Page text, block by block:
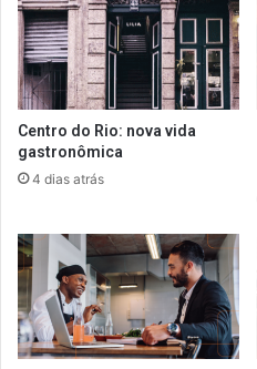
Centro do Rio: nova vida
gastronômica
4 dias atrás